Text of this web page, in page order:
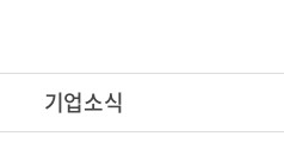
기업소식